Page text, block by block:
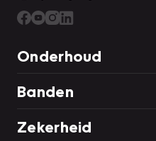
Onderhoud
Banden
Zekerheid